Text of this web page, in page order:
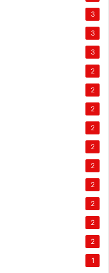
3
3
3
2
2
2
2
2
2
2
2
2
2
1